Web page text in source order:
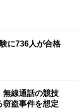
に736人が合格
無線通話の競技
盗事件を想定